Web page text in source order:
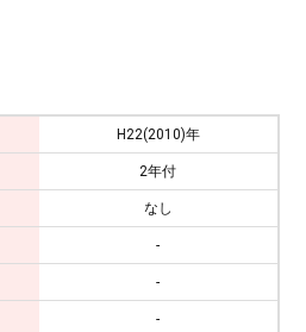
H22(2010)年
2年付
なし
-
-
-